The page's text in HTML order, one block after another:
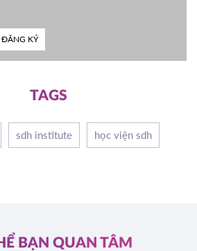
ĐĂNG KÝ
TAGS
sdh institute học viện sdh
BẠN QUAN TÂM